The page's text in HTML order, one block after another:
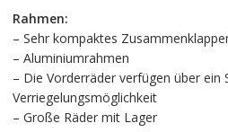
Rahmen:
– Sehr kompaktes
– Aluminiumrahmen
– Die Vorderräder verfügen über ein
Verriegelungsmöglichkeit
– Große Räder mit Lager